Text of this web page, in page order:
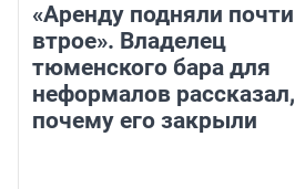
«Аренду подняли почти
втрое». Владелец
тюменского бара для
неформалов рассказал,
почему его закрыли